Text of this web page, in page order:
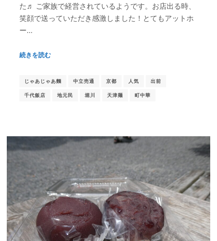
た♬ ご家族で経営されているようです。お店出る時、
笑顔で送っていただき感激しました！とてもアットホ
ー…
続きを読む
じゃあじゃあ麵 中立売通 京都 人気 出前
千代飯店 地元民 堀川 天津麺 町中華